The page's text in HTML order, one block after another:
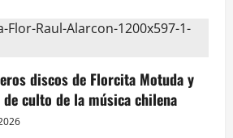
discos de Florcita Motuda y
culto de la música chilena